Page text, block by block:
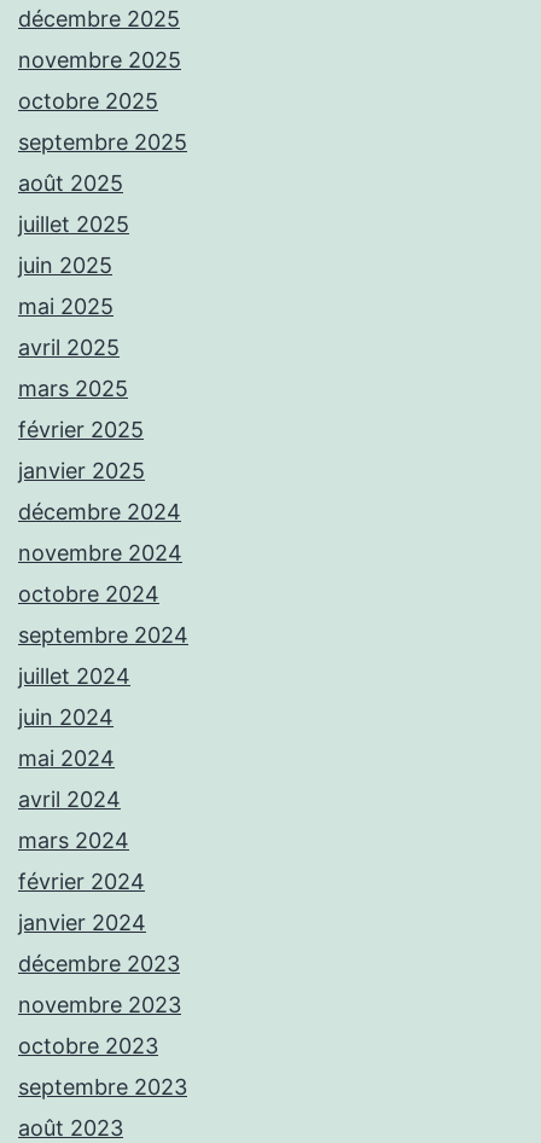
décembre 2025
novembre 2025
octobre 2025
septembre 2025
août 2025
juillet 2025
juin 2025
mai 2025
avril 2025
mars 2025
février 2025
janvier 2025
décembre 2024
novembre 2024
octobre 2024
septembre 2024
juillet 2024
juin 2024
mai 2024
avril 2024
mars 2024
février 2024
janvier 2024
décembre 2023
novembre 2023
octobre 2023
septembre 2023
août 2023